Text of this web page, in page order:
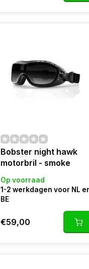
Bobster night hawk
motorbril - smoke
Op voorraad
1-2 werkdagen voor NL
BE
€59,00